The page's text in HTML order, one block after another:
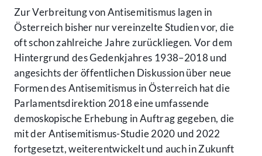
Zur Verbreitung von Antisemitismus lagen in
Österreich bisher nur vereinzelte Studien vor, die
oft schon zahlreiche Jahre zurückliegen. Vor dem
Hintergrund des Gedenkjahres 1938–2018 und
angesichts der öffentlichen Diskussion über neue
Formen des Antisemitismus in Österreich hat die
Parlamentsdirektion 2018 eine umfassende
demoskopische Erhebung in Auftrag gegeben, die
mit der Antisemitismus-Studie 2020 und 2022
fortgesetzt, weiterentwickelt und auch in Zukunft